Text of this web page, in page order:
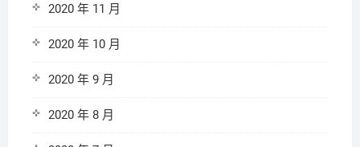
2020 年 11 月
2020 年 10 月
2020 年 9 月
2020 年 8 月